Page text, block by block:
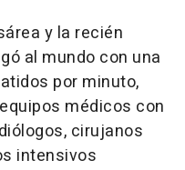
y la recién
al mundo con una
por minuto,
médicos con
cirujanos
intensivos